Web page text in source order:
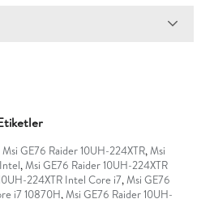
Msi GE76 Raider 10UH-224XTR,Msi
,Msi GE76 Raider 10UH-224XTR
224XTR Intel Core i7,Msi GE76
i7 10870H,Msi GE76 Raider 10UH-